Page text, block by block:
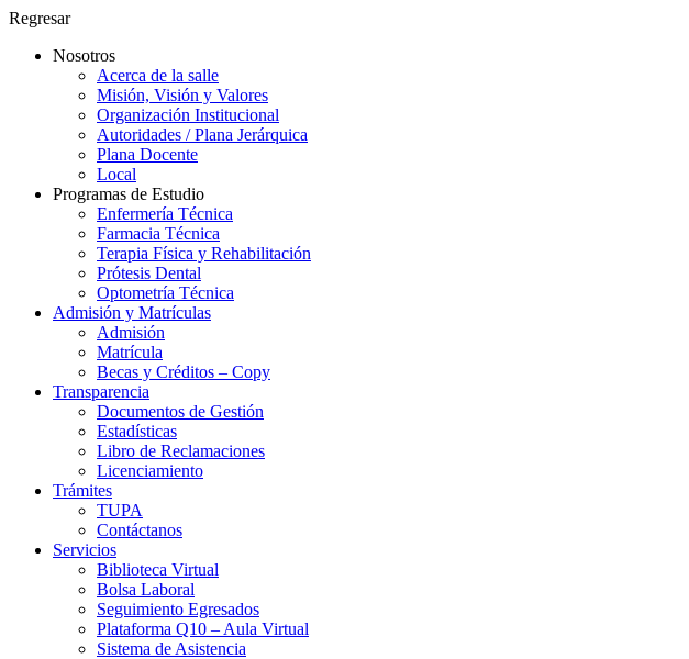
Regresar
Nosotros
Acerca de la salle
Misión, Visión y Valores
Organización Institucional
Autoridades / Plana Jerárquica
Plana Docente
Local
Programas de Estudio
Enfermería Técnica
Farmacia Técnica
Terapia Física y Rehabilitación
Prótesis Dental
Optometría Técnica
Admisión y Matrículas
Admisión
Matrícula
Becas y Créditos – Copy
Transparencia
Documentos de Gestión
Estadísticas
Libro de Reclamaciones
Licenciamiento
Trámites
TUPA
Contáctanos
Servicios
Biblioteca Virtual
Bolsa Laboral
Seguimiento Egresados
Plataforma Q10 – Aula Virtual
Sistema de Asistencia